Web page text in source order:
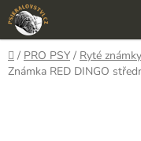
Přejít
na
obsah
Domů
/ PRO PSY / Ryté
Známka RED DINGO